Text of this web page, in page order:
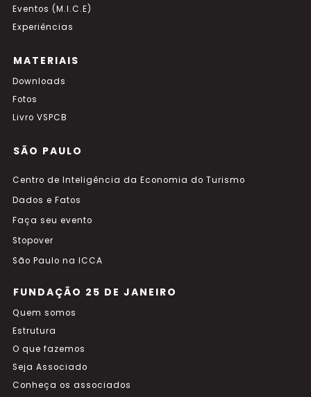
Eventos (M.I.C.E)
Experiências
MATERIAIS
Downloads
Fotos
Livro VSPCB
SÃO PAULO
Centro de Inteligência da Economia do Turismo
Dados e Fatos
Faça seu evento
Stopover
São Paulo na ICCA
FUNDAÇÃO 25 DE JANEIRO
Quem somos
Estrutura
O que fazemos
Seja Associado
Conheça os associados